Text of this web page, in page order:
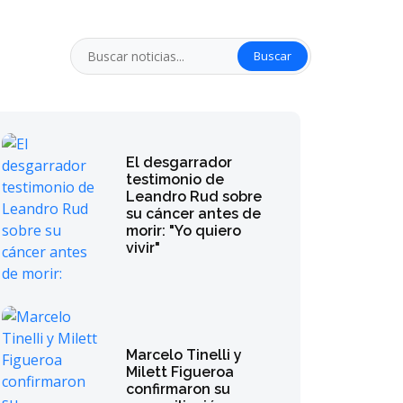
Buscar
El desgarrador
testimonio de
Leandro Rud sobre
su cáncer antes de
morir: "Yo quiero
vivir"
Marcelo Tinelli y
Milett Figueroa
confirmaron su